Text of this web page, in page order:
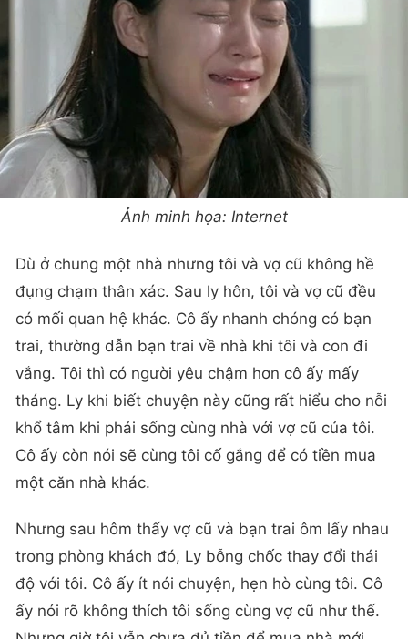
Ảnh minh họa: Internet
Dù ở chung một nhà nhưng tôi và vợ cũ không hề
đụng chạm thân xác. Sau ly hôn, tôi và vợ cũ đều
có mối quan hệ khác. Cô ấy nhanh chóng có bạn
trai, thường dẫn bạn trai về nhà khi tôi và con đi
vắng. Tôi thì có người yêu chậm hơn cô ấy mấy
tháng. Ly khi biết chuyện này cũng rất hiểu cho nỗi
khổ tâm khi phải sống cùng nhà với vợ cũ của tôi.
Cô ấy còn nói sẽ cùng tôi cố gắng để có tiền mua
một căn nhà khác.
Nhưng sau hôm thấy vợ cũ và bạn trai ôm lấy nhau
trong phòng khách đó, Ly bỗng chốc thay đổi thái
độ với tôi. Cô ấy ít nói chuyện, hẹn hò cùng tôi. Cô
ấy nói rõ không thích tôi sống cùng vợ cũ như thế.